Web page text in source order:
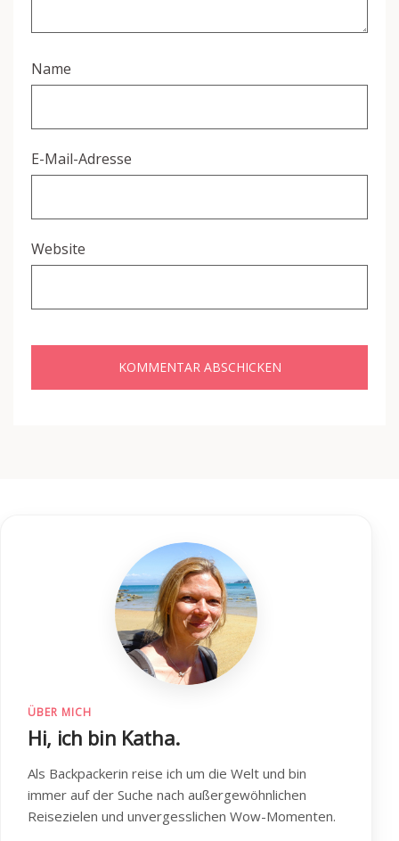
Name
E-Mail-Adresse
Website
ÜBER MICH
Hi, ich bin Katha.
Als Backpackerin reise ich um die Welt und bin
immer auf der Suche nach außergewöhnlichen
Reisezielen und unvergesslichen Wow-Momenten.